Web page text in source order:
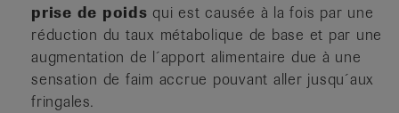
prise de poids qui est causée à la fois par une
réduction du taux métabolique de base et par une
augmentation de l´apport alimentaire due à une
sensation de faim accrue pouvant aller jusqu´aux
fringales.